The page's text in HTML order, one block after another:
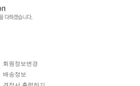
회원정보변경
배송정보